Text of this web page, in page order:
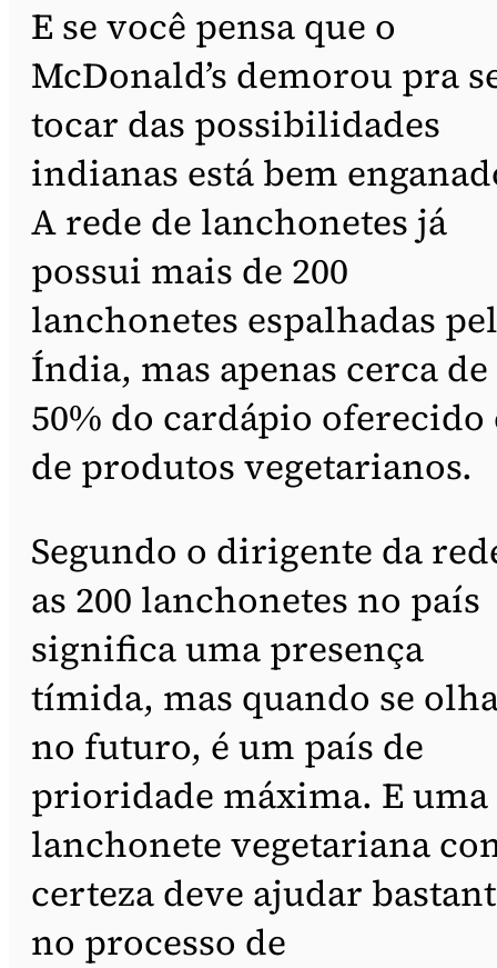
E se você pensa que o
McDonald’s demorou pra
tocar das possibilidades
indianas está bem
A rede de lanchonetes já
possui mais de 200
lanchonetes espalhadas
Índia, mas apenas cerca de
50% do cardápio oferecido
de produtos vegetarianos.
Segundo o dirigente da
as 200 lanchonetes no país
significa uma presença
tímida, mas quando se
no futuro, é um país de
prioridade máxima. E uma
lanchonete vegetariana
certeza deve ajudar
no processo de